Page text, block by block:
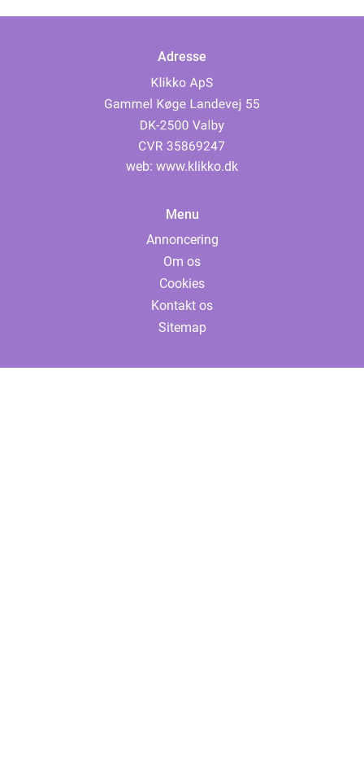
Adresse
web: www.klikko.dk
Menu
Annoncering
Om os
Cookies
Kontakt os
Sitemap